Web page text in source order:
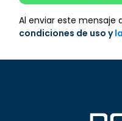
Al enviar este mensaje
condiciones de uso y